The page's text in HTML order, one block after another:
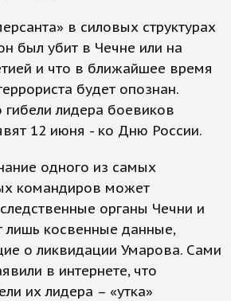
в силовых структурах
был убит в Чечне или на
и что в ближайшее время
будет опознан.
гибели лидера боевиков
12 июня - ко Дню России.
одного из самых
командиров может
органы Чечни и
лишь косвенные данные,
о ликвидации Умарова. Сами
в интернете, что
их лидера – «утка»